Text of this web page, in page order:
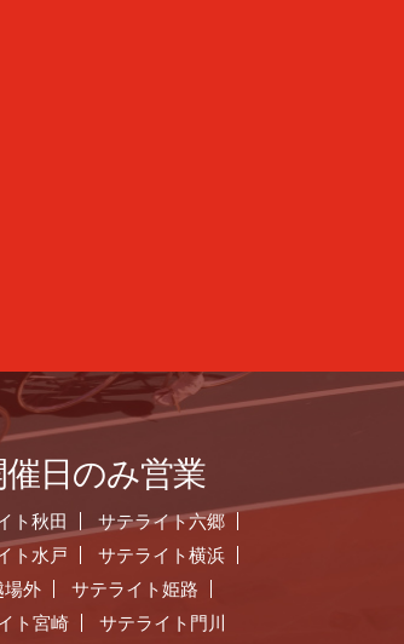
日のみ営業
ト秋田
サテライト六郷
ト水戸
サテライト横浜
場外
サテライト姫路
ト宮崎 サテライト門川